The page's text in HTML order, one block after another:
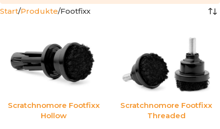
Start Produkte Footfixx
Scratchnomore Footfixx
Hollow
Scratchnomore Footfixx
Threaded